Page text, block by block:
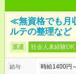
≪無資格でも月
ルテの整理など
派遣 社会人未経験OK
給与
時給1400円